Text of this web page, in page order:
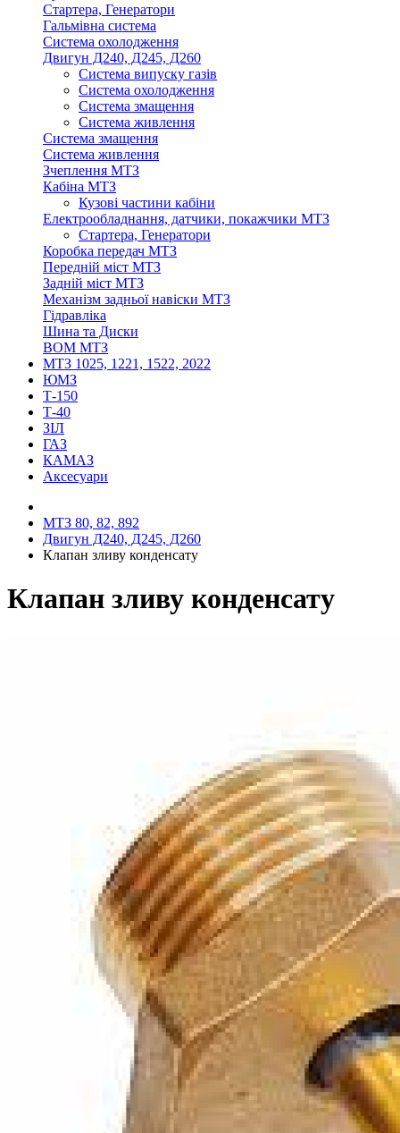
Стартера, Генератори
Гальмівна система
Система охолодження
Двигун Д240, Д245, Д260
Система випуску газів
Система охолодження
Система змащення
Система живлення
Система змащення
Система живлення
Зчеплення МТЗ
Кабіна МТЗ
Кузові частини кабіни
Електрообладнання, датчики, покажчики МТЗ
Стартера, Генератори
Коробка передач МТЗ
Передній міст МТЗ
Задній міст МТЗ
Механізм задньої навіски МТЗ
Гідравліка
Шина та Диски
ВОМ МТЗ
МТЗ 1025, 1221, 1522, 2022
ЮМЗ
Т-150
Т-40
ЗІЛ
ГАЗ
КАМАЗ
Аксесуари
МТЗ 80, 82, 892
Двигун Д240, Д245, Д260
Клапан зливу конденсату
Клапан зливу конденсату